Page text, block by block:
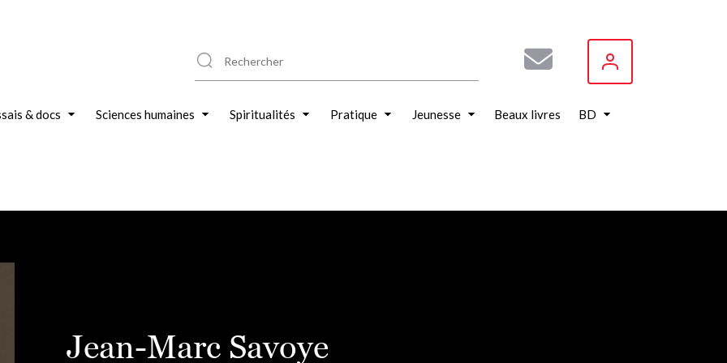
& docs Sciences humaines Spiritualités Pratique Jeunesse Beaux livres BD
Jean-Marc Savoye